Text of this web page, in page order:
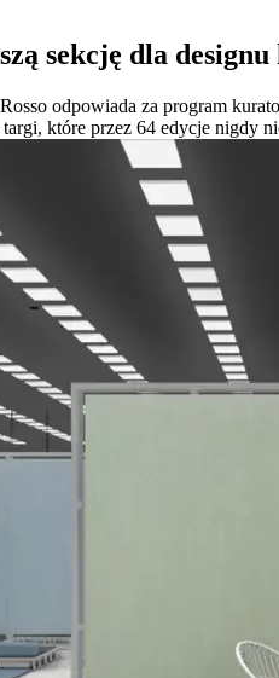
sekcję dla
Rosso odpowiada za program
które przez 64 edycje nigdy